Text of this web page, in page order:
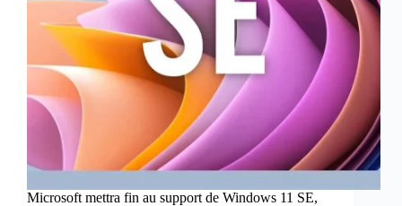
Microsoft mettra fin au support de Windows 11 SE,